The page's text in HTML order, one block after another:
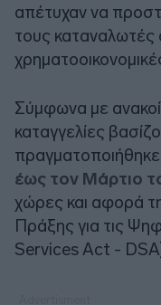
απέτυχαν να
τους καταναλωτές
Σύμφωνα με
καταγγελίες
έως τον Μάρτιο
χώρες και αφορά
Πράξης για τις
Services Act -